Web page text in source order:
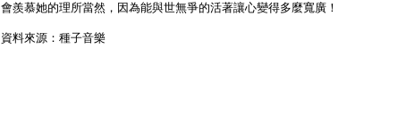
會羨慕她的理所當然，因為能與世無爭的活著讓心變得多麼寬廣！
資料來源：種子音樂